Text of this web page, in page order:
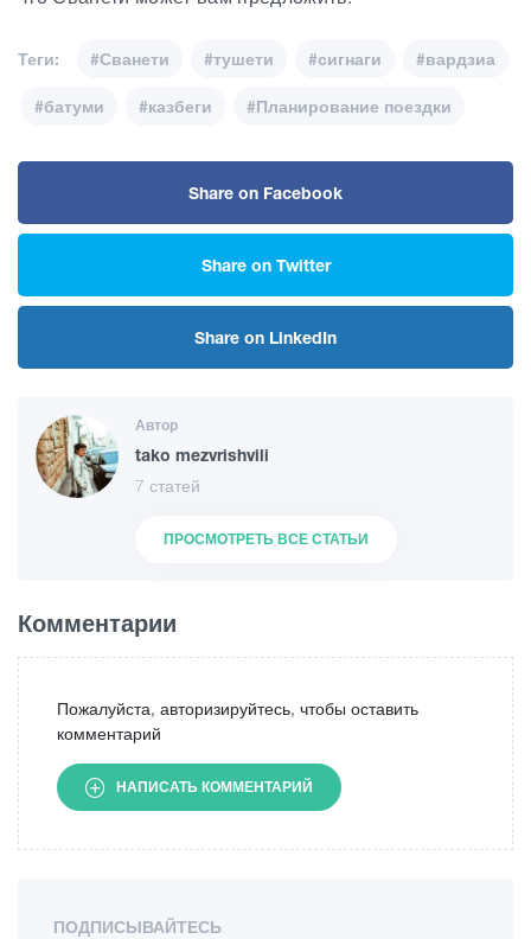
ПОДПИСЫВАЙТЕСЬ
Теги: #Сванети #тушети #сигнаги #вардзиа
#батуми #казбеги #Планирование поездки
Share on Facebook
Share on Twitter
Share on LinkedIn
Автор
tako mezvrishvili
7 статей
ПРОСМОТРЕТЬ ВСЕ СТАТЬИ
Комментарии
Пожалуйста, авторизируйтесь, чтобы оставить
комментарий
НАПИСАТЬ КОММЕНТАРИЙ